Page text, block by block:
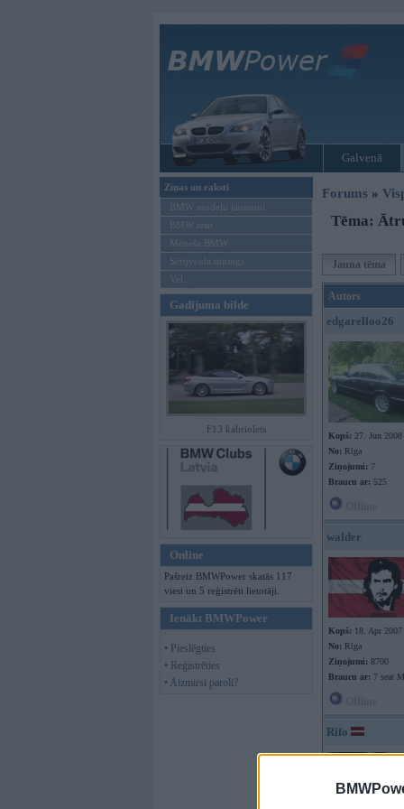
Galvenā
Ziņas un raksti
BMW modeļu jaunumi
BMW testi
Mēneša BMW
Sērijveida tūnings
Vel...
Gadījuma bilde
F13 kabriolets
Online
Pašreiz BMWPower skatās 117
viesi un 5 reģistrēti lietotāji.
Ienākt BMWPower
• Pieslēgties
• Reģistrēties
• Aizmirsi paroli?
Forums »
Tēma:
Jauna tēma
Autors
edgarelloo26
Kopš: 27. Jun 2008
No: Rīga
Ziņojumi: 7
Braucu ar: 525
walder
Kopš: 18. Apr 2007
No: Rīga
Ziņojumi: 8700
Braucu ar: 7 seat
Rifo